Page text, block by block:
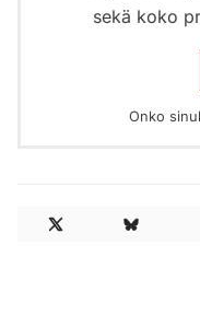
sekä koko
Onko